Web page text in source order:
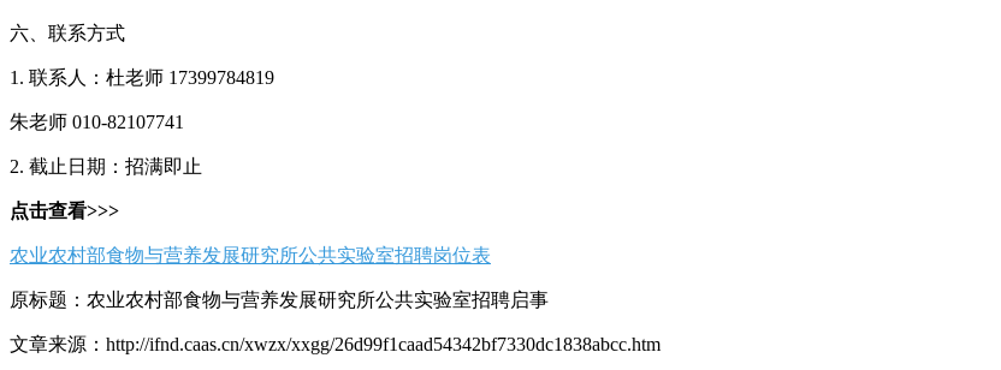
六、联系方式
1. 联系人：杜老师 17399784819
朱老师 010-82107741
2. 截止日期：招满即止
点击查看>>>
农业农村部食物与营养发展研究所公共实验室招聘岗位表
原标题：农业农村部食物与营养发展研究所公共实验室招聘启事
文章来源：http://ifnd.caas.cn/xwzx/xxgg/26d99f1caad54342bf7330dc1838abcc.htm